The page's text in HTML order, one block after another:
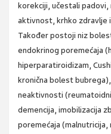
korekciji, učestali
aktivnost, krhko zdravlje
Također postoji niz
endokrinog poremećaja
hiperparatiroidizam,
kronična bolest
neaktivnosti
demencija, imobilizacija
poremećaja